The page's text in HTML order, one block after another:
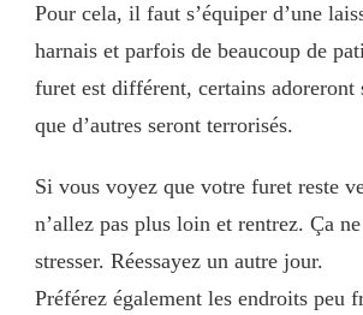
Pour cela, il faut s’équiper d’une
harnais et parfois de beaucoup de
furet est différent, certains adoreront
que d’autres seront terrorisés.
Si vous voyez que votre furet reste
n’allez pas plus loin et rentrez. Ça
stresser. Réessayez un autre jour.
Préférez également les endroits peu